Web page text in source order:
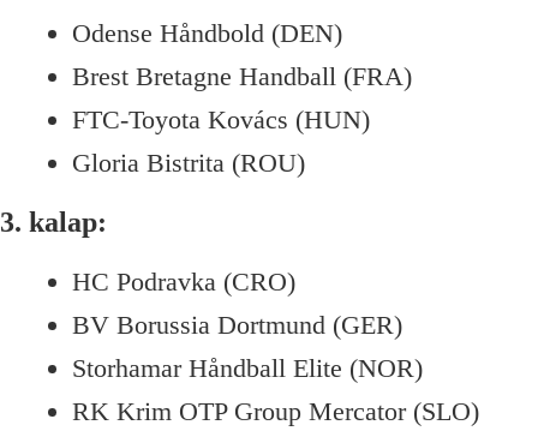
Odense Håndbold (DEN)
Brest Bretagne Handball (FRA)
FTC-Toyota Kovács (HUN)
Gloria Bistrita (ROU)
3. kalap:
HC Podravka (CRO)
BV Borussia Dortmund (GER)
Storhamar Håndball Elite (NOR)
RK Krim OTP Group Mercator (SLO)